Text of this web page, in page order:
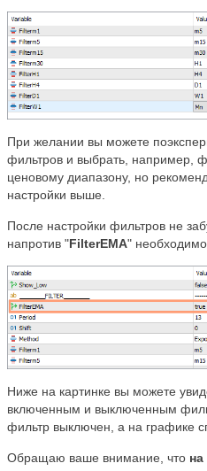
При желании вы можете
фильтров и выбрать, например,
ценовому диапазону, но
настройки выше.
После настройки фильтров не
напротив "FilterEMA"
Ниже на картинке вы можете
включенным и выключенным
фильтр выключен, а на графике
Обращаю ваше внимание, что на